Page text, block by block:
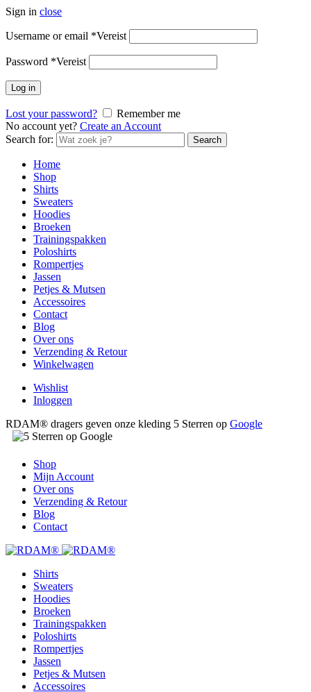
Sign in close
Username or email *Vereist
Password *Vereist
Log in
Lost your password?
Remember me
No account yet? Create an Account
Search for:
Search
Home
Shop
Shirts
Sweaters
Hoodies
Broeken
Trainingspakken
Poloshirts
Rompertjes
Jassen
Petjes & Mutsen
Accessoires
Contact
Blog
Over ons
Verzending & Retour
Winkelwagen
Wishlist
Inloggen
RDAM® dragers geven onze kleding 5 Sterren op Google
Shop
Mijn Account
Over ons
Verzending & Retour
Blog
Contact
Shirts
Sweaters
Hoodies
Broeken
Trainingspakken
Poloshirts
Rompertjes
Jassen
Petjes & Mutsen
Accessoires